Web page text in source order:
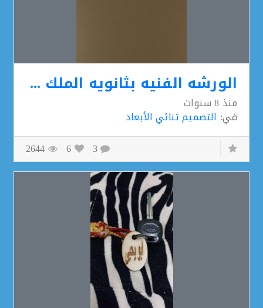
الورشه الفنيه بثانويه الملك خالد
التصميم ثنائي الأبعاد
6
2644